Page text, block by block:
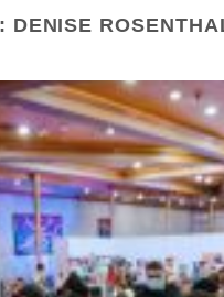
DENISE